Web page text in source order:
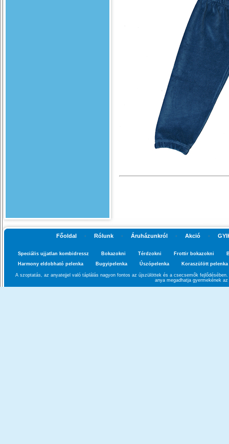
Főoldal - Rólunk - Áruházunkról - Akció -
Speciális ujjatlan kombidressz Bokazokni Térdzokni Frottir bokazokni
Harmony eldobható pelenka
Bugyipelenka Úszópelenka Koraszülött pelenka
A szoptatás, az anyatejjel való táplálás nagyon fontos az újszülöttek és a csecsemők
anya megadhatja gyermekének